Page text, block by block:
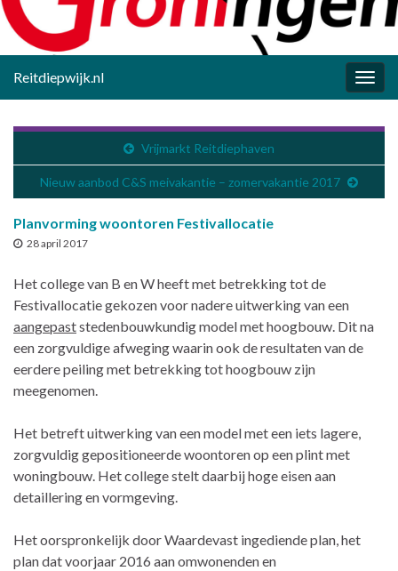
Reitdiepwijk.nl
Vrijmarkt Reitdiephaven
Nieuw aanbod C&S meivakantie – zomervakantie 2017
Planvorming woontoren Festivallocatie
28 april 2017
Het college van B en W heeft met betrekking tot de
Festivallocatie gekozen voor nadere uitwerking van een
aangepaststedenbouwkundig model met hoogbouw. Dit na
een zorgvuldige afweging waarin ook de resultaten van de
eerdere peiling met betrekking tot hoogbouw zijn
meegenomen.
Het betreft uitwerking van een model met een iets lagere,
zorgvuldig gepositioneerde woontoren op een plint met
woningbouw. Het college stelt daarbij hoge eisen aan
detaillering en vormgeving.
Het oorspronkelijk door Waardevast ingediende plan, het
plan dat voorjaar 2016 aan omwonenden en